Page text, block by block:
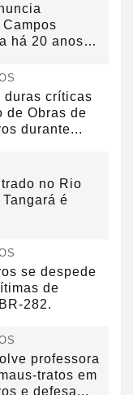
há 20 anos
duras críticas
de Obras de
durante...
no Rio
é
se despede
de
282.
professora
tratos em
e defesa...